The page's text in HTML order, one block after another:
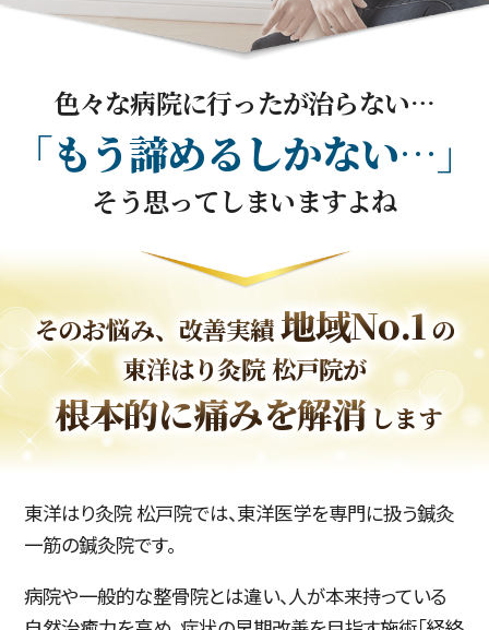
色々な病院に行ったが治らない…
「もう諦めるしかない…」
そう思ってしまいますよね
そのお悩み、改善実績 地域No.1の
東洋はり灸院 松戸院が
根本的に痛みを解消 します
東洋はり灸院 松戸院では、東洋医学を専門に扱う鍼灸
一筋の鍼灸院です。
病院や一般的な整骨院とは違い、人が本来持っている